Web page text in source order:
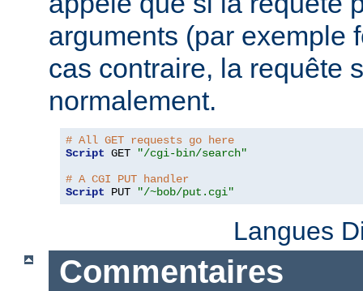
arguments (par exemple
cas contraire, la requête
normalement.
# All GET requests go here
Script GET
"/cgi-bin/search"
# A CGI PUT handler
Script PUT "/~bob/put.cgi"
Langues
Commentaires